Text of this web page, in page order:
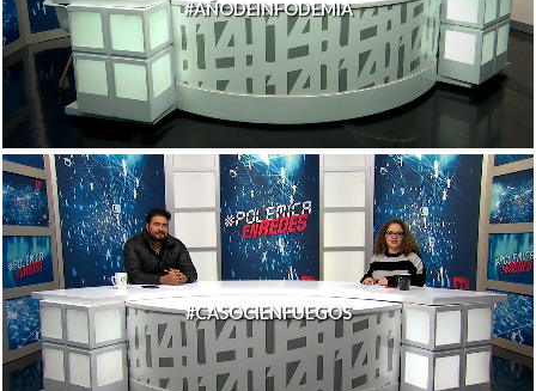
#AÑODEINFODEMIA
#CASOCIENFUEGOS